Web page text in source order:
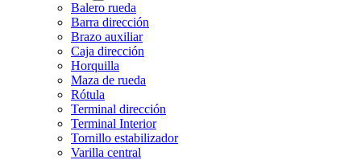
Balero rueda
Barra dirección
Brazo auxiliar
Caja dirección
Horquilla
Maza de rueda
Rótula
Terminal dirección
Terminal Interior
Tornillo estabilizador
Varilla central